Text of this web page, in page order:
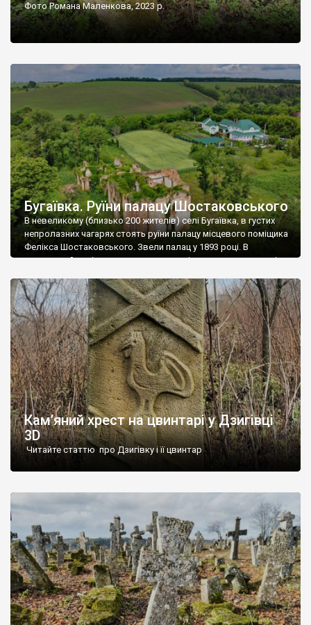
Фото Романа Маленкова, 2023 р.
Бугаївка. Руїни палацу Шостаковського
В невеликому (близько 200 жителів) селі Бугаївка, в густих
непролазних чагарях стоять руїни палацу місцевого поміщика
Фелікса Шостаковського. Звели палац у 1893 році. В
радянський період у ньому спочатку містилася школа, потім
століття тут розмістили туберкульозну лікарню. Коли із
палацу виїхала лікарня – ми точно не […]
Кам’яний хрест на цвинтарі у Дзигівці
3D
Читайте статтю про Дзигівку і її цвинтар